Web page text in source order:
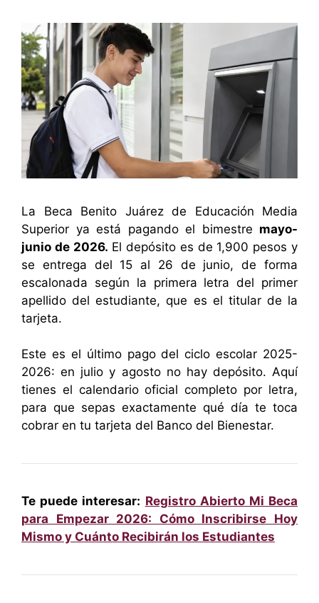
La Beca Benito Juárez de Educación Media
Superior ya está pagando el bimestre mayo-
junio de 2026. El depósito es de 1,900 pesos y
se entrega del 15 al 26 de junio, de forma
escalonada según la primera letra del primer
apellido del estudiante, que es el titular de la
tarjeta.
Este es el último pago del ciclo escolar 2025-
2026: en julio y agosto no hay depósito. Aquí
tienes el calendario oficial completo por letra,
para que sepas exactamente qué día te toca
cobrar en tu tarjeta del Banco del Bienestar.
Te puede interesar: Registro Abierto Mi Beca
para Empezar 2026: Cómo Inscribirse Hoy
Mismo y Cuánto Recibirán los Estudiantes